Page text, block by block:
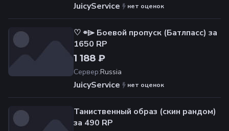
JuicyService нет оценок
♡ ⌯⌲ Боевой пропуск (Батлпасс) за
1650 RP
1 188 ₽
Сервер:Russia
JuicyService нет оценок
Таниственный образ (скин рандом)
за 490 RP